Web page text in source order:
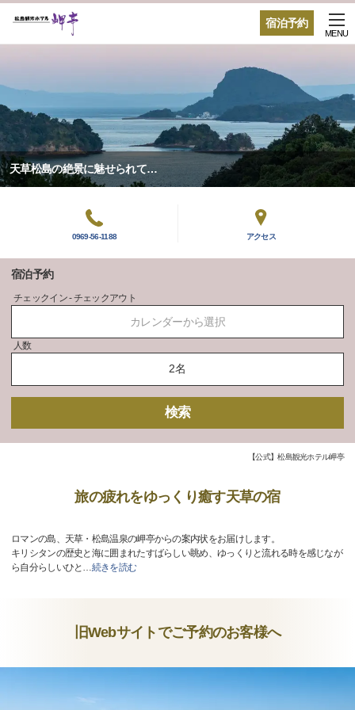
宿泊予約
MENU
天草松島の絶景に魅せられて…
0969-56-1188 アクセス
宿泊予約
チェックイン - チェックアウト
カレンダーから選択
人数
検索
【公式】松島観光ホテル岬亭
旅の疲れをゆっくり癒す天草の宿
ロマンの島、天草・松島温泉の岬亭からの案内状をお届けします。
キリシタンの歴史と海に囲まれたすばらしい眺め、ゆっくりと流れる時を感じなが
ら自分らしいひと …続きを読む
旧Webサイトでご予約のお客様へ